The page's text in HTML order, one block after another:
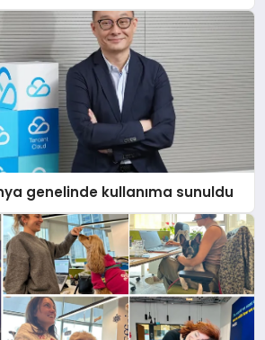
genelinde kullanıma sunuldu